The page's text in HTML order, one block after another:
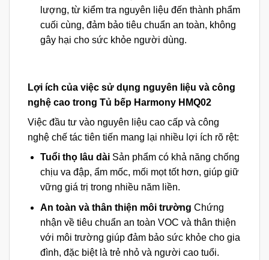
lượng, từ kiểm tra nguyên liệu đến thành phẩm
cuối cùng, đảm bảo tiêu chuẩn an toàn, không
gây hại cho sức khỏe người dùng.
Lợi ích của việc sử dụng nguyên liệu và công
nghệ cao trong Tủ bếp Harmony HMQ02
Việc đầu tư vào nguyên liệu cao cấp và công
nghệ chế tác tiên tiến mang lại nhiều lợi ích rõ rệt:
Tuổi thọ lâu dàiSản phẩm có khả năng chống
chịu va đập, ẩm mốc, mối mọt tốt hơn, giúp giữ
vững giá trị trong nhiều năm liền.
An toàn và thân thiện môi trường Chứng
nhận về tiêu chuẩn an toàn VOC và thân thiện
với môi trường giúp đảm bảo sức khỏe cho gia
đình, đặc biệt là trẻ nhỏ và người cao tuổi.